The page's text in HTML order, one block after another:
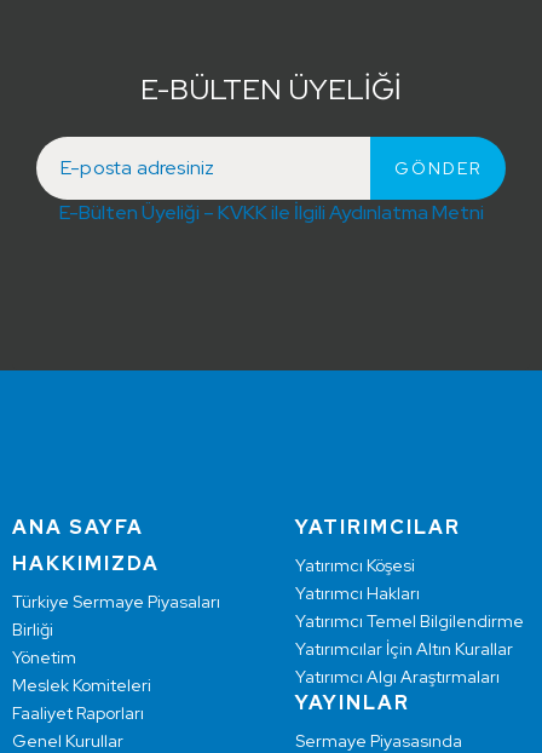
E-BÜLTEN ÜYELİĞİ
E-Bülten Üyeliği – KVKK ile İlgili Aydınlatma Metni
ANA SAYFA
HAKKIMIZDA
Türkiye Sermaye Piyasaları
Birliği
Yönetim
Meslek Komiteleri
Faaliyet Raporları
Genel Kurullar
YATIRIMCILAR
Yatırımcı Köşesi
Yatırımcı Hakları
Yatırımcı Temel Bilgilendirme
Yatırımcılar İçin Altın Kurallar
Yatırımcı Algı Araştırmaları
YAYINLAR
Sermaye Piyasasında